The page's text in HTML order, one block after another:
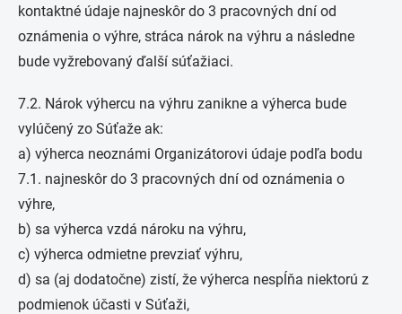
kontaktné údaje najneskôr do 3 pracovných dní od
oznámenia o výhre, stráca nárok na výhru a následne
bude vyžrebovaný ďalší súťažiaci.
7.2. Nárok výhercu na výhru zanikne a výherca bude
vylúčený zo Súťaže ak:
a) výherca neoznámi Organizátorovi údaje podľa bodu
7.1. najneskôr do 3 pracovných dní od oznámenia o
výhre,
b) sa výherca vzdá nároku na výhru,
c) výherca odmietne prevziať výhru,
d) sa (aj dodatočne) zistí, že výherca nespĺňa niektorú z
podmienok účasti v Súťaži,